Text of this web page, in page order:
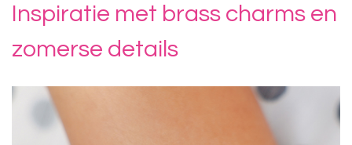
Inspiratie met brass charms en
zomerse details